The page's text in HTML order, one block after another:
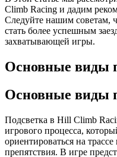
Climb Racing и дадим
Следуйте нашим советам,
стать более успешным
захватывающей игры.
Основные виды
Основные виды
Подсветка в Hill Climb
игрового процесса,
ориентироваться на
препятствия. В игре